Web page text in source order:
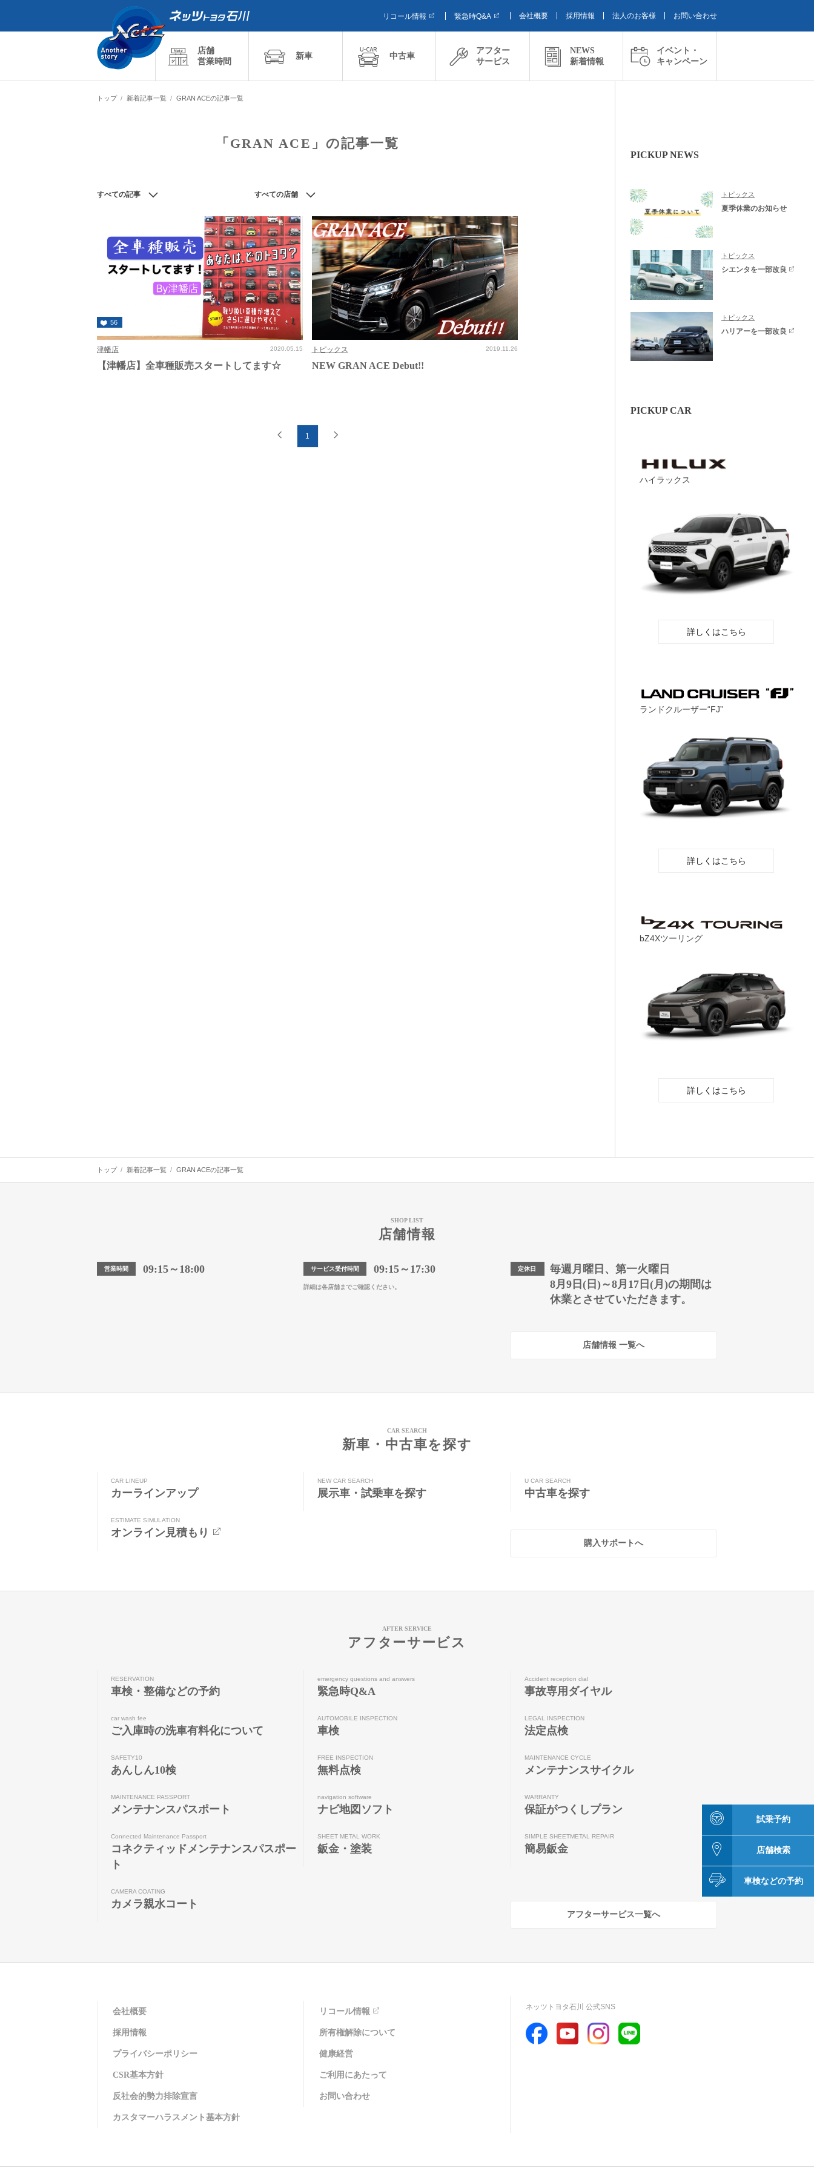
リコール情報 緊急時Q&A 会社概要 採用情報 法人のお客様 お問い合わせ
店舗
営業時間
新車 中古車
アフター
サービス
NEWS
新着情報
イベント・
キャンペーン
試乗予約
店舗検索
車検などの予約
トップ 新着記事一覧 GRAN ACEの記事一覧
「GRAN ACE」の記事一覧
すべての記事 すべての店舗
56
津幡店 2020.05.15
【津幡店】全車種販売スタートしてます☆
トピックス 2019.11.26
NEW GRAN ACE Debut!!
1
PICKUP NEWS
トピックス
夏季休業のお知らせ
トピックス
シエンタを一部改良
トピックス
ハリアーを一部改良
PICKUP CAR
ハイラックス
詳しくはこちら
ランドクルーザー“FJ”
詳しくはこちら
bZ4Xツーリング
詳しくはこちら
トップ 新着記事一覧 GRAN ACEの記事一覧
SHOP LIST
店舗情報
営業時間 09:15～18:00 サービス受付時間 09:15～17:30
詳細は各店舗までご確認ください。
定休日
毎週月曜日、第一火曜日
8月9日(日)～8月17日(月)の期間は
休業とさせていただきます。
店舗情報 一覧へ
CAR SEARCH
新車・中古車を探す
CAR LINEUP
カーラインアップ
NEW CAR SEARCH
展示車・試乗車を探す
U CAR SEARCH
中古車を探す
ESTIMATE SIMULATION
オンライン見積もり
購入サポートへ
AFTER SERVICE
アフターサービス
RESERVATION
車検・整備などの予約
emergency questions and answers
緊急時Q&A
Accident reception dial
事故専用ダイヤル
car wash fee
ご入庫時の洗車有料化について
AUTOMOBILE INSPECTION
車検
LEGAL INSPECTION
法定点検
SAFETY10
あんしん10検
FREE INSPECTION
無料点検
MAINTENANCE CYCLE
メンテナンスサイクル
MAINTENANCE PASSPORT
メンテナンスパスポート
navigation software
ナビ地図ソフト
WARRANTY
保証がつくしプラン
Connected Maintenance Passport
コネクティッドメンテナンスパスポー
ト
SHEET METAL WORK
鈑金・塗装
SIMPLE SHEETMETAL REPAIR
簡易鈑金
CAMERA COATING
カメラ親水コート
アフターサービス一覧へ
会社概要 リコール情報
採用情報 所有権解除について
プライバシーポリシー 健康経営
CSR基本方針 ご利用にあたって
反社会的勢力排除宣言 お問い合わせ
カスタマーハラスメント基本方針
ネッツトヨタ石川 公式SNS